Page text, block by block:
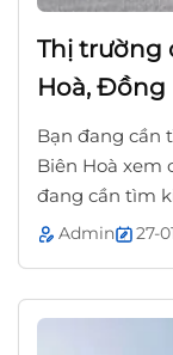
Thị trường
Hoà, Đồng
Bạn đang cần
Biên Hoà xem
đang cần tìm
cửa cuốn với
Admin 27-